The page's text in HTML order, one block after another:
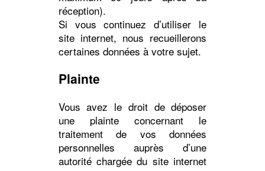
réception).
Si vous continuez d’utiliser le
site internet, nous recueillerons
certaines données à votre sujet.
Plainte
Vous avez le droit de déposer
une plainte concernant le
traitement de vos données
personnelles auprès d’une
autorité chargée du site internet